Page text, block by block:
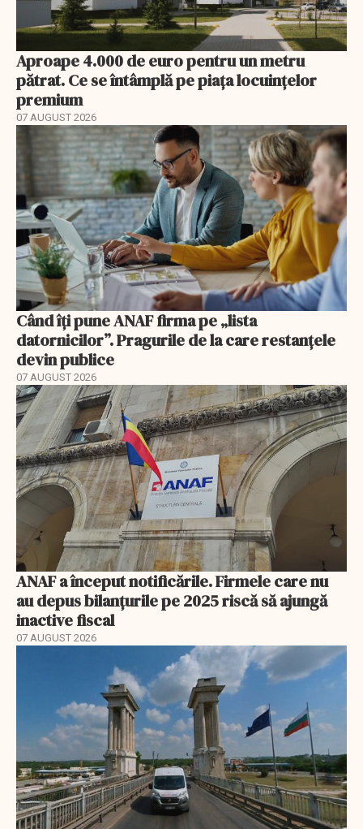
Aproape 4.000 de euro pentru un metru
pătrat. Ce se întâmplă pe piața locuințelor
premium
07 AUGUST 2026
Când îți pune ANAF firma pe „lista
datornicilor”. Pragurile de la care restanțele
devin publice
07 AUGUST 2026
ANAF a început notificările. Firmele care nu
au depus bilanțurile pe 2025 riscă să ajungă
inactive fiscal
07 AUGUST 2026